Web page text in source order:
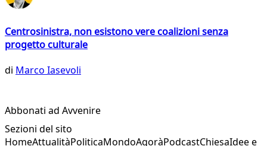
Centrosinistra, non esistono vere coalizioni senza
progetto culturale
di Marco Iasevoli
Abbonati ad Avvenire
Sezioni del sito
HomeAttualitàPoliticaMondoAgoràPodcastChiesaIdee e